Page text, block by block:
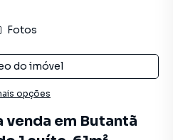
Fotos
do imóvel
opções
em Butantã